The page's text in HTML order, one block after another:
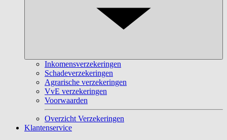
Inkomensverzekeringen
Schadeverzekeringen
Agrarische verzekeringen
VvE verzekeringen
Voorwaarden
Overzicht Verzekeringen
Klantenservice